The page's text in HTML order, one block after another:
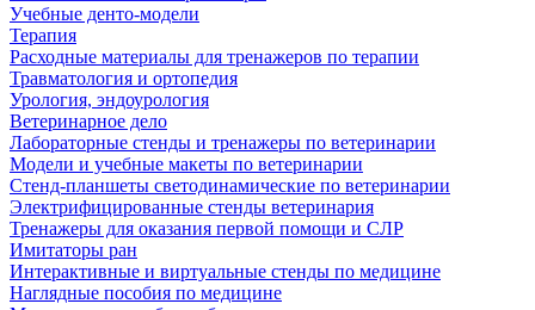
Учебные денто-модели
Терапия
Расходные материалы для тренажеров по терапии
Травматология и ортопедия
Урология, эндоурология
Ветеринарное дело
Лабораторные стенды и тренажеры по ветеринарии
Модели и учебные макеты по ветеринарии
Стенд-планшеты светодинамические по ветеринарии
Электрифицированные стенды ветеринария
Тренажеры для оказания первой помощи и СЛР
Имитаторы ран
Интерактивные и виртуальные стенды по медицине
Наглядные пособия по медицине